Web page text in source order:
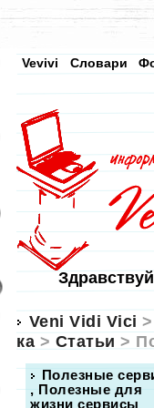
Vevivi Словари
Veni Vidi Vici
ка > Статьи >
Полезные
, Полезные для
жизни сервисы